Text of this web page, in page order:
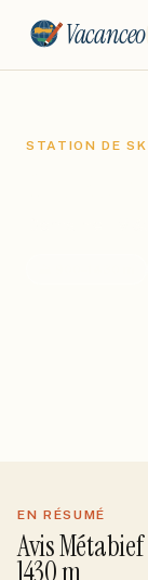
Vacanceo
STATION DE
EN RÉSUMÉ
AvisMétabief
1430 m